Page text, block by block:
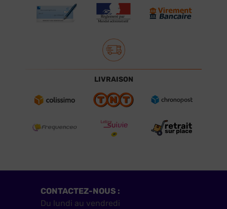
LIVRAISON
CONTACTEZ-NOUS :
Du lundi au vendredi